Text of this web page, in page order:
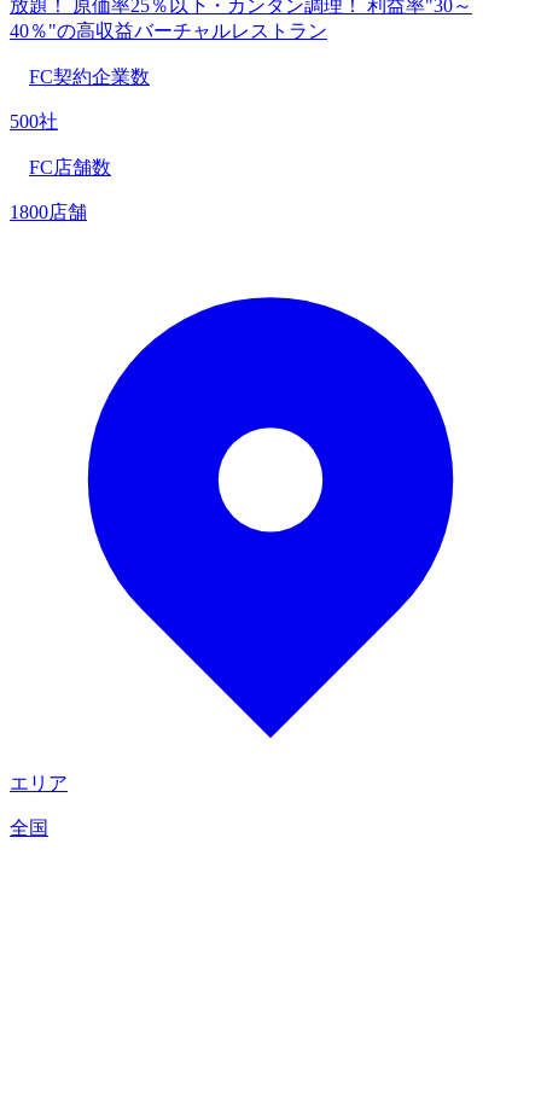
放題！ 原価率25％以下・カンタン調理！ 利益率"30～
40％"の高収益バーチャルレストラン
FC契約企業数
500社
FC店舗数
1800店舗
エリア
全国